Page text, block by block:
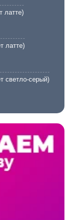
латте)
латте)
светло-серый)